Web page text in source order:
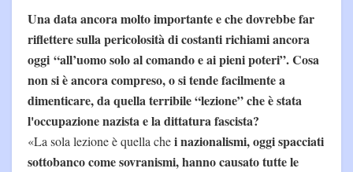
Una data ancora molto importante e che dovrebbe far
riflettere sulla pericolosità di costanti richiami ancora
oggi “all’uomo solo al comando e ai pieni poteri”. Cosa
non si è ancora compreso, o si tende facilmente a
dimenticare, da quella terribile “lezione” che è stata
l'occupazione nazista e la dittatura fascista?
«La sola lezione è quella chei nazionalismi, oggi spacciati
sottobanco come sovranismi, hanno causato tutte le